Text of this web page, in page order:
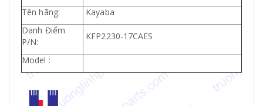
Tên hãng:
Kayaba
Danh Điểm
P/N:
KFP2230-17CAES
Model :